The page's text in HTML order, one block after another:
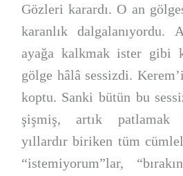
Gözleri karardı. O an
karanlık dalgalanıyordu.
ayağa kalkmak ister gibi
gölge hâlâ sessizdi.
koptu. Sanki bütün bu
şişmiş, artık patlamak
yıllardır biriken tüm
“istemiyorum”lar,